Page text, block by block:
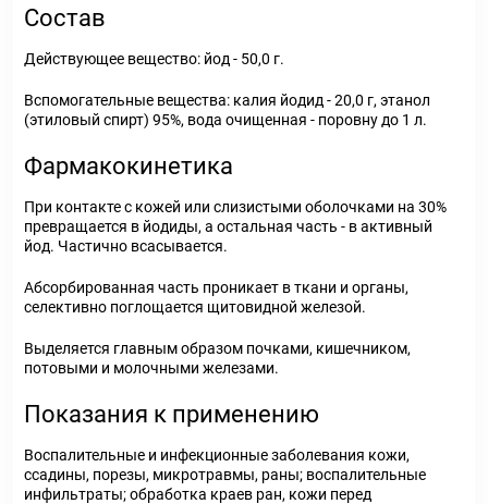
Состав
Действующее вещество: йод - 50,0 г.
Вспомогательные вещества: калия йодид - 20,0 г, этанол
(этиловый спирт) 95%, вода очищенная - поровну до 1 л.
Фармакокинетика
При контакте с кожей или слизистыми оболочками на 30%
превращается в йодиды, а остальная часть - в активный
йод. Частично всасывается.
Абсорбированная часть проникает в ткани и органы,
селективно поглощается щитовидной железой.
Выделяется главным образом почками, кишечником,
потовыми и молочными железами.
Показания к применению
Воспалительные и инфекционные заболевания кожи,
ссадины, порезы, микротравмы, раны; воспалительные
инфильтраты; обработка краев ран, кожи перед